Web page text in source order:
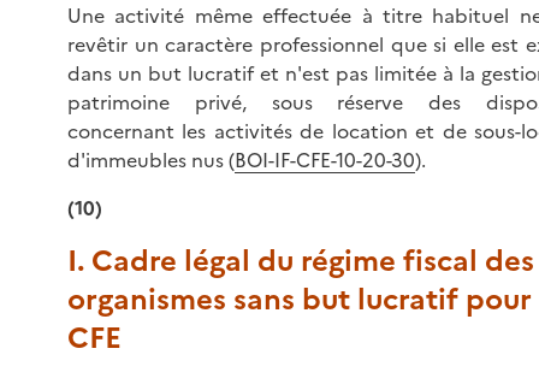
Une activité même effectuée à titre habituel
revêtir un caractère professionnel que si elle est
dans un but lucratif et n'est pas limitée à la
patrimoine privé, sous réserve des
concernant les activités de location et de sous-
d'immeubles nus (BOI-IF-CFE-10-20-30).
(10)
I. Cadre légal du régime fiscal des
organismes sans but lucratif
CFE